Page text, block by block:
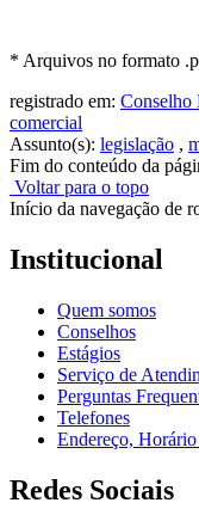
* Arquivos no formato
registrado em: Conselho
comercial
Assunto(s): legislação ,
Fim do conteúdo da
Voltar para o topo
Início da navegação de
Institucional
Quem somos
Conselhos
Estágios
Serviço de
Perguntas
Telefones
Endereço,
Redes Sociais